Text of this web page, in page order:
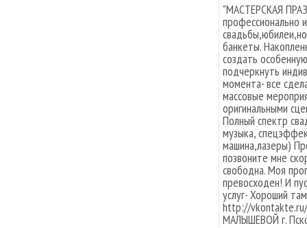
"МАСТЕРСКАЯ
профессионально
банкеты.
создать
подчеркнуть
момента- все
массовые
оригинальными
Полный спектр
музыка,
машина,лазеры)
позвоните мне
свободна. Моя
превосходен! И
услуг- Хороший
http://
МАЛЫШЕВОЙ г.